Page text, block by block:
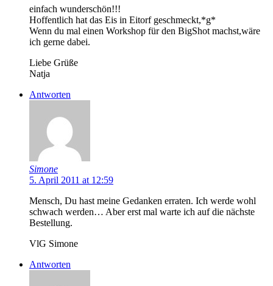
einfach wunderschön!!!
Hoffentlich hat das Eis in Eitorf geschmeckt,*g*
Wenn du mal einen Workshop für den BigShot machst,wäre
ich gerne dabei.
Liebe Grüße
Natja
Antworten
Simone
5. April 2011 at 12:59
Mensch, Du hast meine Gedanken erraten. Ich werde wohl
schwach werden… Aber erst mal warte ich auf die nächste
Bestellung.
VlG Simone
Antworten